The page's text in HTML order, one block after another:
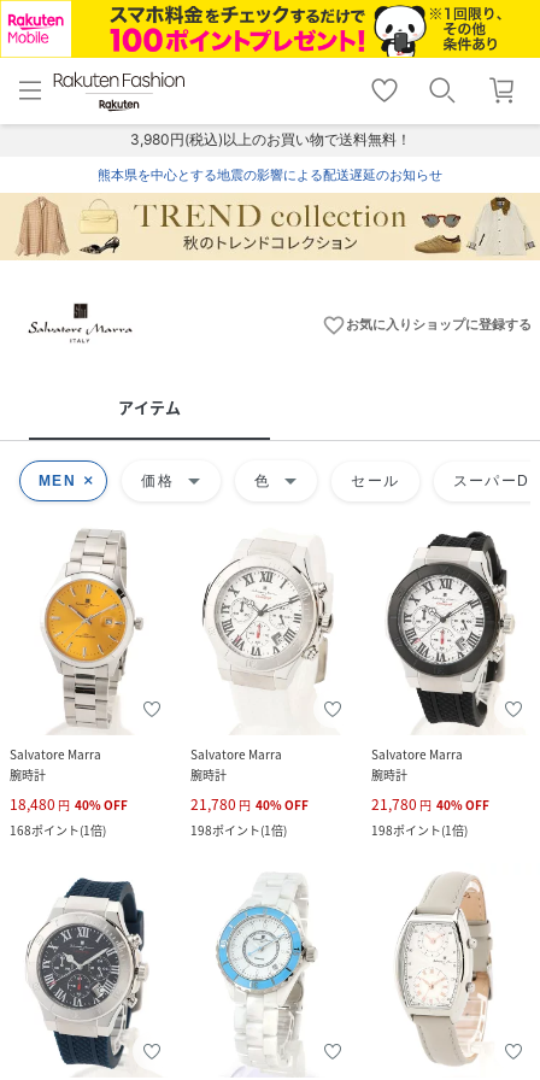
menu home
トップ
shopping_cart lock_outline
ログイン
3,980円(税込)以上のお買い物で送料無料！
熊本県を中心とする地震の影響による配送遅延のお知らせ
favorite_borderお気に入りショップに登録する
アイテム
MEN 価格 arrow_drop_down 色 arrow_drop_down セール スーパー
Salvatore Marra
腕時計
18,480 円 40%OFF
168ポイント(1倍)
Salvatore Marra
腕時計
21,780 円 40%OFF
198ポイント(1倍)
Salvatore Marra
腕時計
21,780 円 40%OFF
198ポイント(1倍)